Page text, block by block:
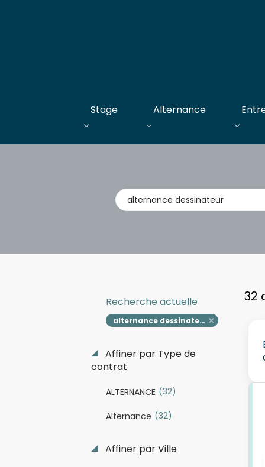
Stage Alternance
Métier,
entreprise,
32
Recherche actuelle
alternance dessinateur
Affiner par Type de
contrat
ALTERNANCE (32)
Alternance (32)
Affiner par Ville